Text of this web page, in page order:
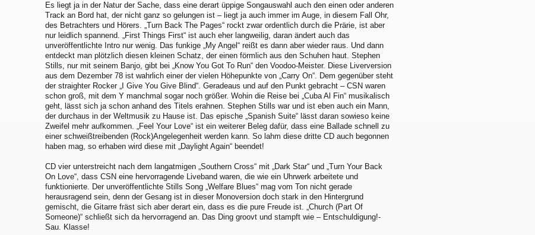
Es liegt ja in der Natur der Sache, dass eine derart üppige Songauswahl auch den einen oder anderen
Track an Bord hat, der nicht ganz so gelungen ist – liegt ja auch immer im Auge, in diesem Fall Ohr,
des Betrachters und Hörers. „Turn Back The Pages“ rockt zwar ordentlich durch die Prärie, ist aber
nur leidlich spannend. „First Things First“ ist auch eher langweilig, daran ändert auch das
unveröffentlichte Intro nur wenig. Das funkige „My Angel“ reißt es dann aber wieder raus. Und dann
entdeckt man plötzlich diesen kleinen Schatz, der einen förmlich aus den Schuhen haut. Stephen
Stills, nur mit seinem Banjo, gibt bei „Know You Got To Run“ den Voodoo-Meister. Diese Liverversion
aus dem Dezember 78 ist wahrlich einer der vielen Höhepunkte von „Carry On“. Dem gegenüber steht
der straighter Rocker „I Give You Give Blind“. Geradeaus und auf den Punkt gebracht – CSN waren
schon groß, mit dem Y manchmal sogar noch größer. Wohin die Reise bei „Cuba Al Fin“ musikalisch
geht, lässt sich ja schon anhand des Titels erahnen. Stephen Stills war und ist eben auch ein Mann,
der durchaus in der Weltmusik zu Hause ist. Das epische „Spanish Suite“ lässt daran sowieso keine
Zweifel mehr aufkommen. „Feel Your Love“ ist ein weiterer Beleg dafür, dass eine Ballade schnell zu
einer schweißtreibenden (Rock)Angelegenheit werden kann. So lahm diese dritte CD auch begonnen
haben mag, so erhaben wird diese mit „Daylight Again“ beendet!
CD vier unterstreicht nach dem langatmigen „Southern Cross“ mit „Dark Star“ und „Turn Your Back
On Love“, dass CSN eine hervorragende Liveband waren, die wie ein Uhrwerk arbeitete und
funktionierte. Der unveröffentlichte Stills Song „Welfare Blues“ mag vom Ton nicht gerade
herausragend sein, denn der Gesang ist in dieser Monoversion doch stark in den Hintergrund
gemischt, die Gitarre fräst sich aber derart ein, dass es die pure Freude ist. „Church (Part Of
Someone)“ schließt sich da hervorragend an. Das Ding groovt und stampft wie – Entschuldigung!-
Sau. Klasse!